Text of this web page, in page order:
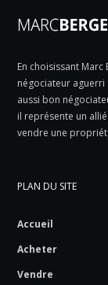
En choisissant
négociateur
aussi bon
il représente un
vendre une
PLAN DU SITE
Accueil
Acheter
Vendre